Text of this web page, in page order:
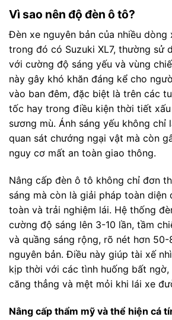
Vì sao nên độ đèn ô tô?
Đèn xe nguyên bản của nhiều dòng
trong đó có Suzuki XL7, thường sử
với cường độ sáng yếu và vùng
này gây khó khăn đáng kể cho
vào ban đêm, đặc biệt là trên các
tốc hay trong điều kiện thời tiết
sương mù. Ánh sáng yếu không chỉ
quan sát chướng ngại vật mà còn
nguy cơ mất an toàn giao thông.
Nâng cấp đèn ô tô không chỉ đơn
sáng mà còn là giải pháp toàn diện
toàn và trải nghiệm lái. Hệ thống
cường độ sáng lên 3-10 lần, tầm
và quầng sáng rộng, rõ nét hơn
nguyên bản. Điều này giúp tài xế
kịp thời với các tình huống bất
căng thẳng và mệt mỏi khi lái xe
Nâng cấp thẩm mỹ và thể hiện cá